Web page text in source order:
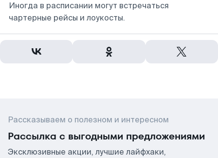
Иногда в расписании могут встречаться
чартерные рейсы и лоукосты.
Рассказываем о полезном и интересном
Рассылка с выгодными предложениями
Эксклюзивные акции, лучшие лайфхаки,